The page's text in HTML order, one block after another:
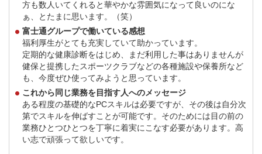
方も数人いてくれると華やかな雰囲気になって良いのにな
ぁ、とたまに思います。（笑）
富士通グループで働いている感想
福利厚生がとても充実していて助かっています。
定期的な健康診断をはじめ、まだ利用した事はありませんが
健保と提携したスポーツクラブなどの各種施設や保養所など
も、今度ぜひ使ってみようと思っています。
これから同じ業務を目指す人へのメッセージ
ある程度の基礎的なPCスキルは必要ですが、その後は自分次
第でスキルを伸ばすことが可能です。そのためには目の前の
業務ひとつひとつを丁寧に着実にこなす必要があります。高
い志で頑張って欲しいです。